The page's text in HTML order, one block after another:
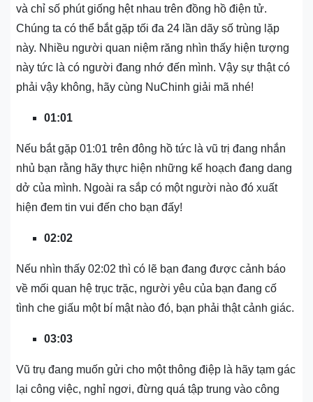
và chỉ số phút giống hệt nhau trên đồng hồ điện tử.
Chúng ta có thể bắt gặp tối đa 24 lần dãy số trùng lặp
này. Nhiều người quan niệm răng nhìn thấy hiện tượng
này tức là có người đang nhớ đến mình. Vậy sự thật có
phải vậy không, hãy cùng NuChinh giải mã nhé!
01:01
Nếu bắt gặp 01:01 trên đông hồ tức là vũ trị đang nhắn
nhủ bạn rằng hãy thực hiện những kế hoạch đang dang
dở của mình. Ngoài ra sắp có một người nào đó xuất
hiện đem tin vui đến cho bạn đấy!
02:02
Nếu nhìn thấy 02:02 thì có lẽ bạn đang được cảnh báo
về mối quan hệ trục trặc, người yêu của bạn đang cố
tình che giấu một bí mật nào đó, bạn phải thật cảnh giác.
03:03
Vũ trụ đang muốn gửi cho một thông điệp là hãy tạm gác
lại công việc, nghỉ ngơi, đừng quá tập trung vào công